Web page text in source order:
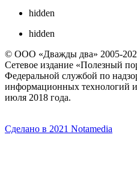
hidden
hidden
© ООО «Дважды два» 2005-
Сетевое издание «Полезный
Федеральной службой по
информационных технологий
июля 2018 года.
Сделано в 2021 Notamedia